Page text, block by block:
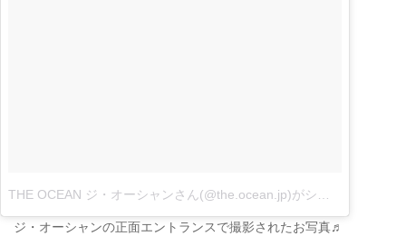
THE OCEAN ジ・オーシャンさん(@the.ocean.jp)がシェアした投稿
ジ・オーシャンの正面エントランスで撮影されたお写真♬